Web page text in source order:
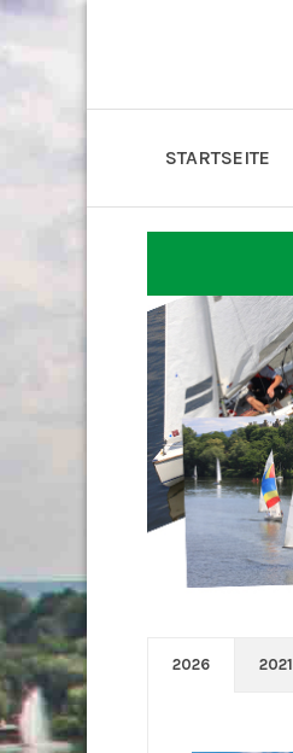
STARTSEITE
2026 2021